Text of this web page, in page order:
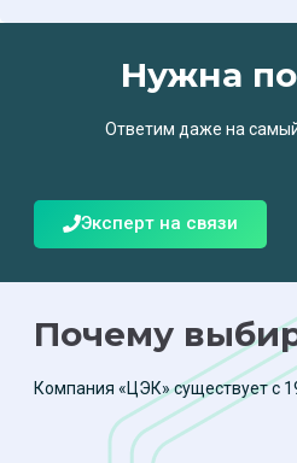
Нужна
Ответим даже на
Эксперт на связи
Почему
Компания «ЦЭК» существует с